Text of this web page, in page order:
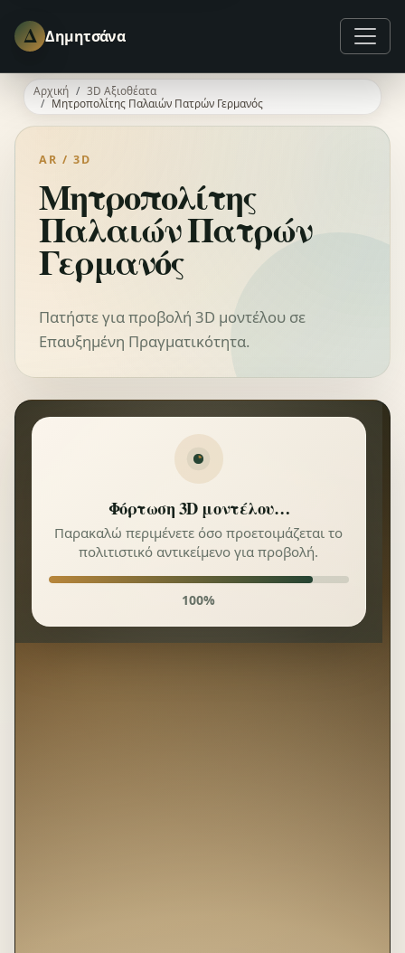
Δ Δημητσάνα
Αρχική
3D Αξιοθέατα
Μητροπολίτης Παλαιών Πατρών Γερμανός
AR / 3D
Μητροπολίτης
Παλαιών Πατρών
Γερμανός
Πατήστε για προβολή 3D μοντέλου σε
Επαυξημένη Πραγματικότητα.
Φόρτωση 3D μοντέλου…
Παρακαλώ περιμένετε όσο προετοιμάζεται το
πολιτιστικό αντικείμενο για προβολή.
Πρόοδος φόρτωσης
100%